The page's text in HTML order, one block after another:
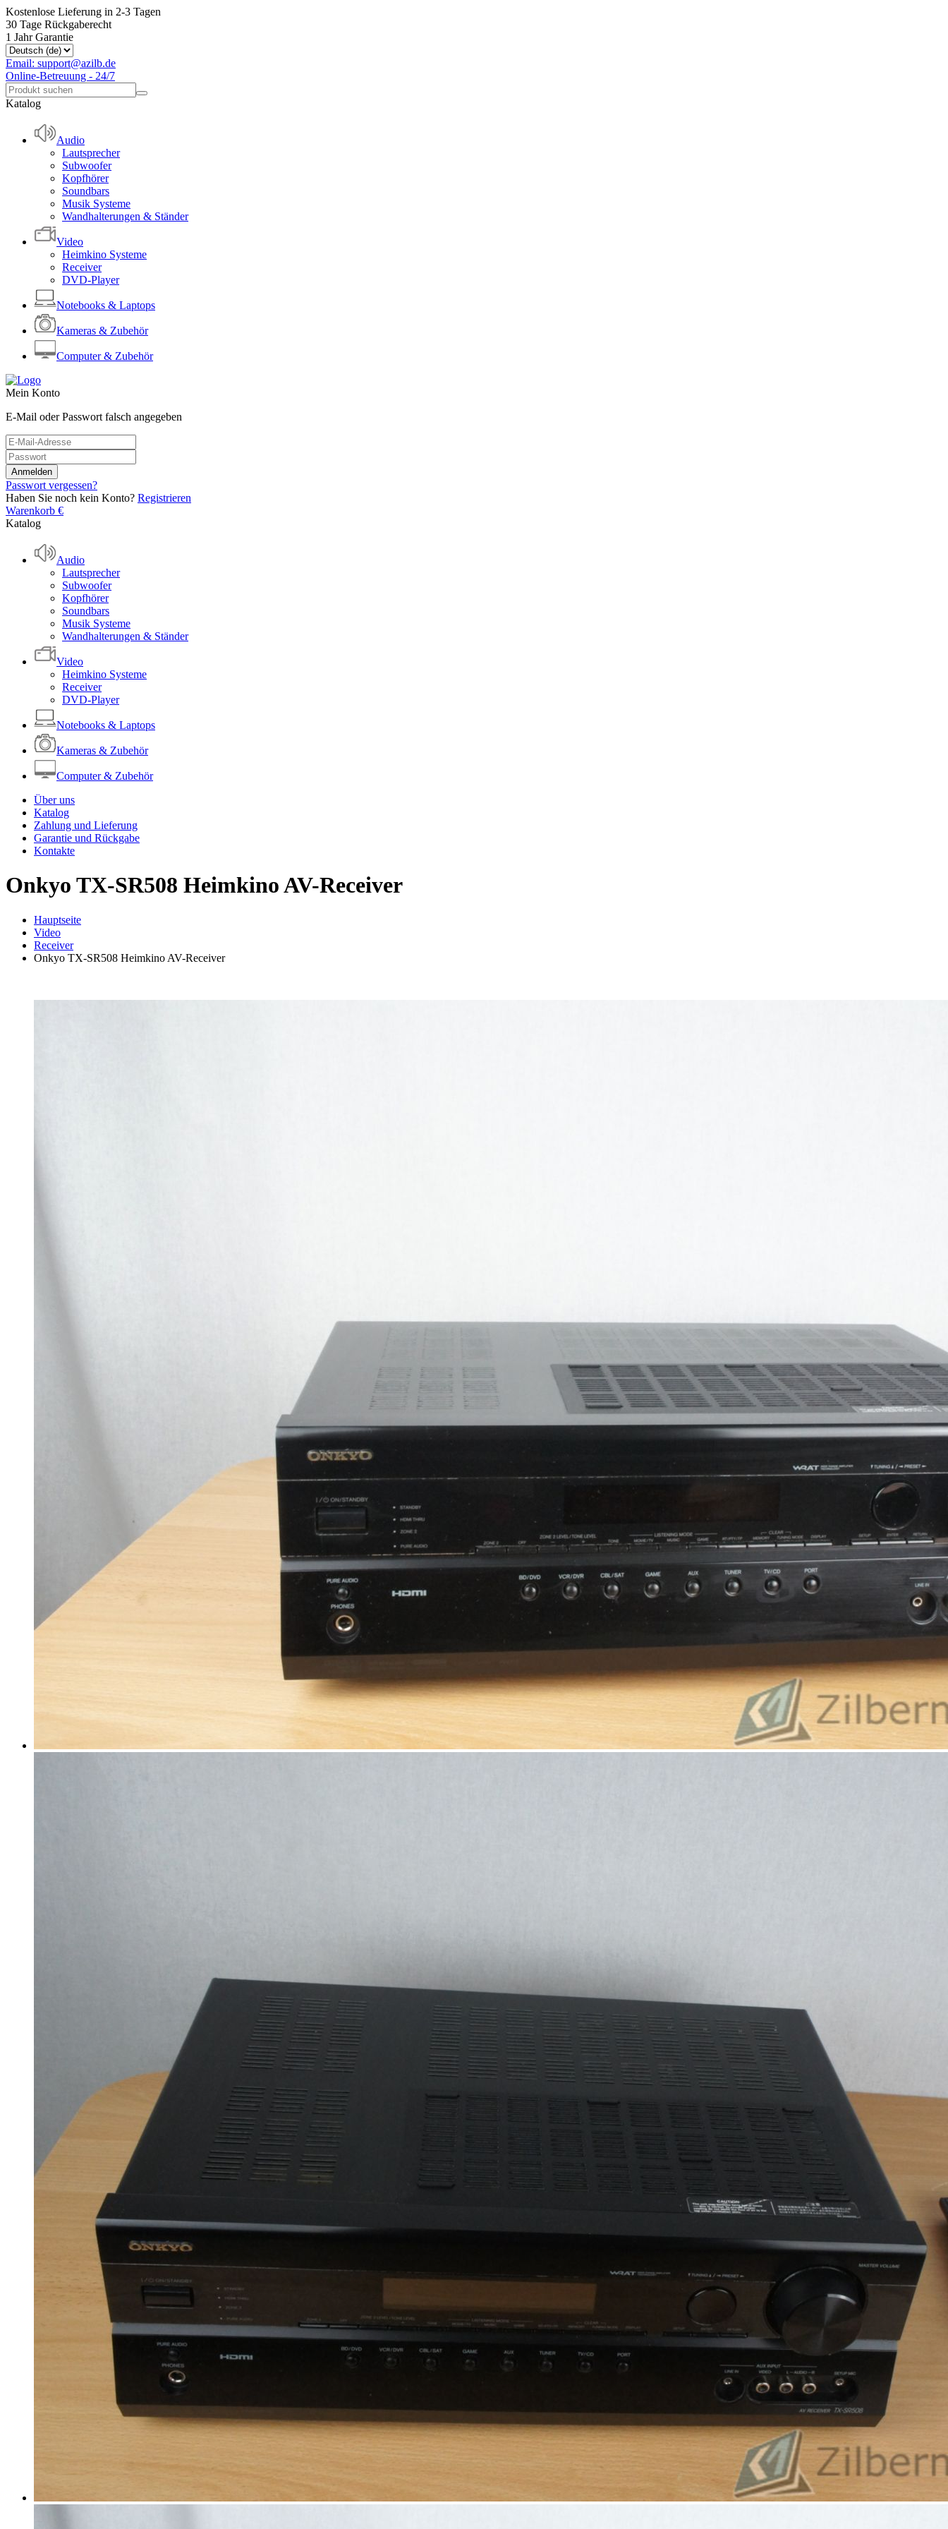
Kostenlose Lieferung in 2-3 Tagen
30 Tage Rückgaberecht
1 Jahr Garantie
Email: support@azilb.de
Online-Betreuung - 24/7
Katalog
Audio
Lautsprecher
Subwoofer
Kopfhörer
Soundbars
Musik Systeme
Wandhalterungen & Ständer
Video
Heimkino Systeme
Receiver
DVD-Player
Notebooks & Laptops
Kameras & Zubehör
Computer & Zubehör
Mein Konto
E-Mail oder Passwort falsch angegeben
Passwort vergessen?
Haben Sie noch kein Konto? Registrieren
Warenkorb €
Katalog
Audio
Lautsprecher
Subwoofer
Kopfhörer
Soundbars
Musik Systeme
Wandhalterungen & Ständer
Video
Heimkino Systeme
Receiver
DVD-Player
Notebooks & Laptops
Kameras & Zubehör
Computer & Zubehör
Über uns
Katalog
Zahlung und Lieferung
Garantie und Rückgabe
Kontakte
Onkyo TX-SR508 Heimkino AV-Receiver
Hauptseite
Video
Receiver
Onkyo TX-SR508 Heimkino AV-Receiver